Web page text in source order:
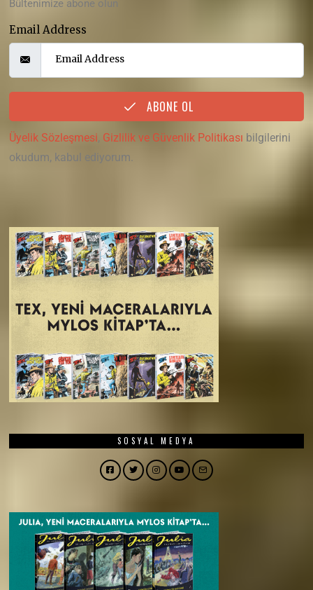
Bültenimize abone olun
Email Address
ABONE OL
Üyelik Sözleşmesi, Gizlilik ve Güvenlik Politikası bilgilerini
okudum, kabul ediyorum.
SOSYAL MEDYA
Facebook
TwitterInstagram
YouTubeEmail